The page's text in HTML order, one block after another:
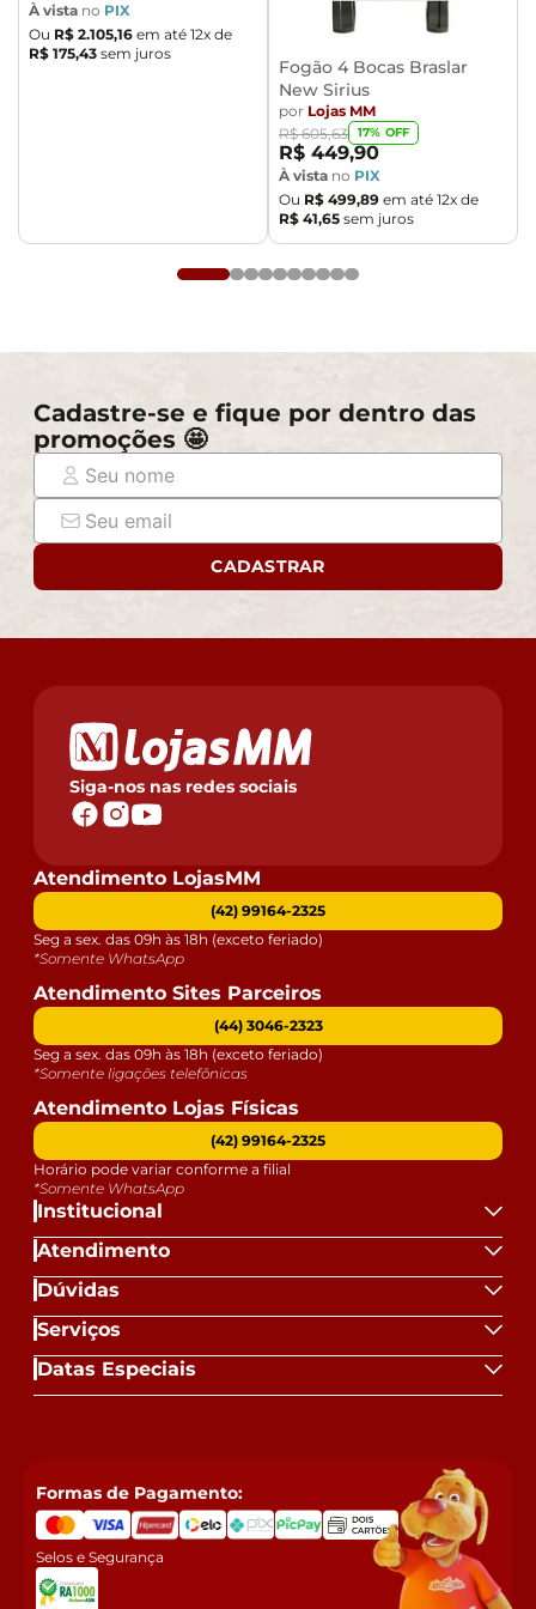
portas, escadas e/ou corredores de sua residência.
À vista no PIX
Ou R$ 2.105,16 em até 12x de
R$ 175,43 sem juros
Fogão 4 Bocas Braslar
New Sirius
por Lojas MM
R$ 605,63 17% OFF
R$ 449,90
À vista no PIX
Ou R$ 499,89 em até 12x de
R$ 41,65 sem juros
Cadastre-se e fique por dentro das
promoções 🤩
CADASTRAR
Siga-nos nas redes sociais
Institucional
Atendimento
Dúvidas
Serviços
Datas Especiais
Atendimento LojasMM
(42) 99164-2325
Seg a sex. das 09h às 18h (exceto feriado)
*Somente WhatsApp
Atendimento Sites Parceiros
(44) 3046-2323
Seg a sex. das 09h às 18h (exceto feriado)
*Somente ligações telefônicas
Atendimento Lojas Físicas
(42) 99164-2325
Horário pode variar conforme a filial
*Somente WhatsApp
Formas de Pagamento:
Selos e Segurança